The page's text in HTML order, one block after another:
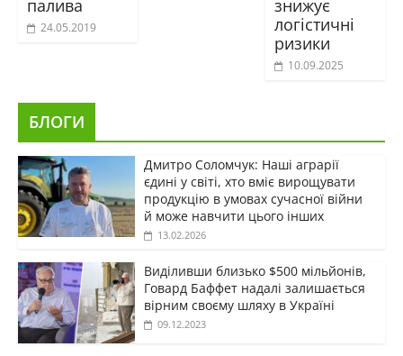
палива
24.05.2019
знижує
логістичні
ризики
10.09.2025
БЛОГИ
Дмитро Соломчук: Наші аграрії
єдині у світі, хто вміє вирощувати
продукцію в умовах сучасної війни
й може навчити цього інших
13.02.2026
Виділивши близько $500 мільйонів,
Говард Баффет надалі залишається
вірним своєму шляху в Україні
09.12.2023